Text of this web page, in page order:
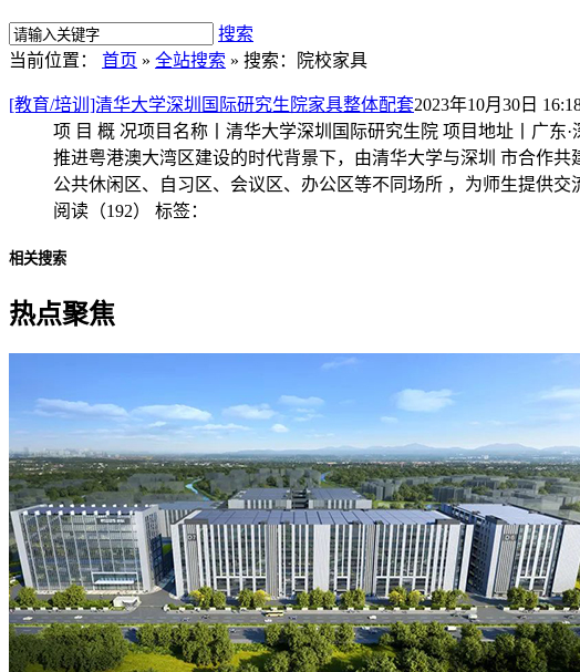
搜索
当前位置：
首页 » 全站搜索 » 搜索：院校家具
[教育/培训]清华大学深圳国际研究生院家具整体配套2023年10月30日
项 目 概 况项目名称丨清华大学深圳国际研究生院 项目地址丨广东
推进粤港澳大湾区建设的时代背景下，由清华大学与深圳 市合作
公共休闲区、自习区、会议区、办公区等不同场所 ，为师生提供
阅读（192） 标签：
相关搜索
热点聚焦